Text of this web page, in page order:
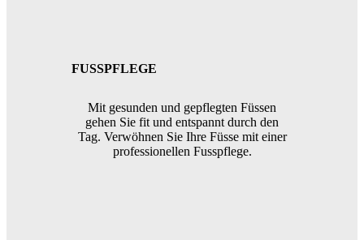
FUSSPFLEGE
Mit gesunden und gepflegten Füssen
gehen Sie fit und entspannt durch den
Tag. Verwöhnen Sie Ihre Füsse mit einer
professionellen Fusspflege.